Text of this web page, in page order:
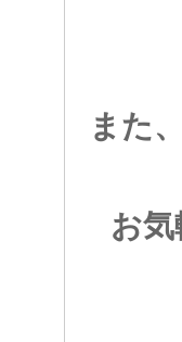
また
お